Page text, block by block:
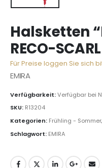
Halsketten
RECO-
Für Preise loggen Sie sich
EMIRA
Verfügbarkeit:Verfügbar bei
SKU: R13204
Kategorien: Frühling - Sommer
Schlagwort: EMIRA